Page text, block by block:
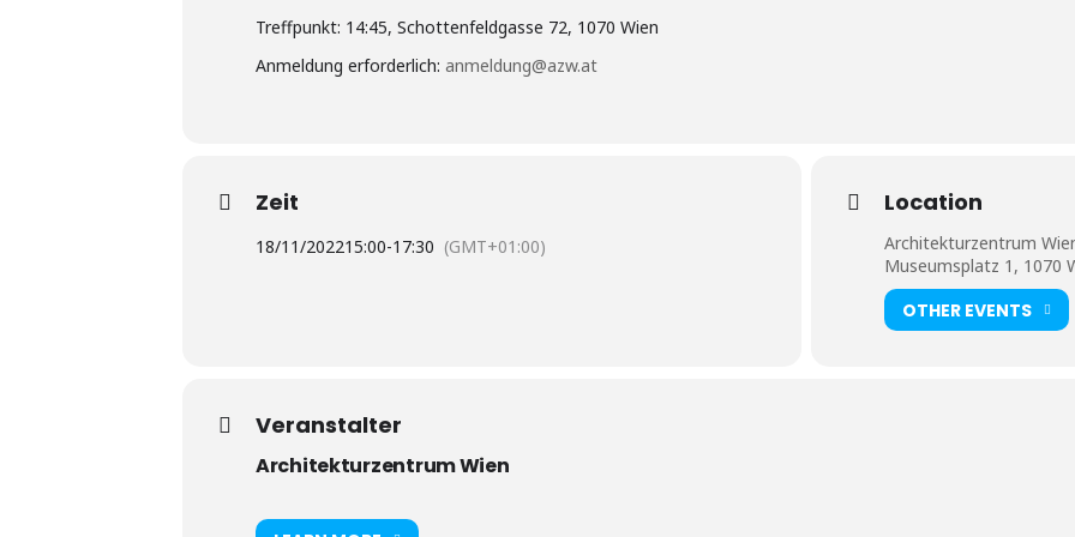
Treffpunkt: 14:45, Schottenfeldgasse 72, 1070 Wien
Anmeldung erforderlich: anmeldung@azw.at
Zeit
18/11/202215:00-17:30 (GMT+01:00)
Location
Architekturzentrum
Museumsplatz 1, 1070
OTHER EVENTS
Veranstalter
Architekturzentrum Wien